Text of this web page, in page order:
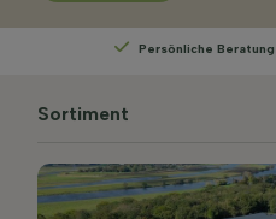
Sortiment